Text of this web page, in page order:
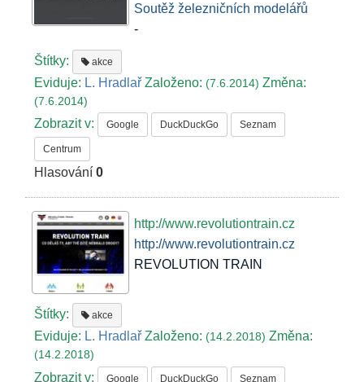
Soutěž železničních modelářů
-
Štítky: akce
Eviduje: L. Hradlař Založeno:(7.6.2014)Změna:
(7.6.2014)
Zobrazit v: Google DuckDuckGo Seznam
Centrum
Hlasování0
http://www.revolutiontrain.cz
http://www.revolutiontrain.cz
REVOLUTION TRAIN
Štítky: akce
Eviduje: L. Hradlař Založeno:(14.2.2018)Změna:
(14.2.2018)
Zobrazit v: Google DuckDuckGo Seznam